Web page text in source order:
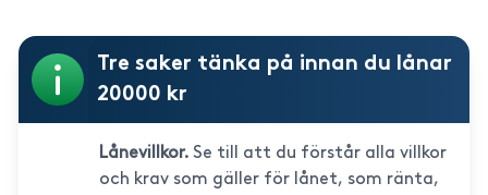
Tre saker tänka på innan du lånar
20000 kr
Lånevillkor. Se till att du förstår alla villkor
och krav som gäller för lånet, som ränta,